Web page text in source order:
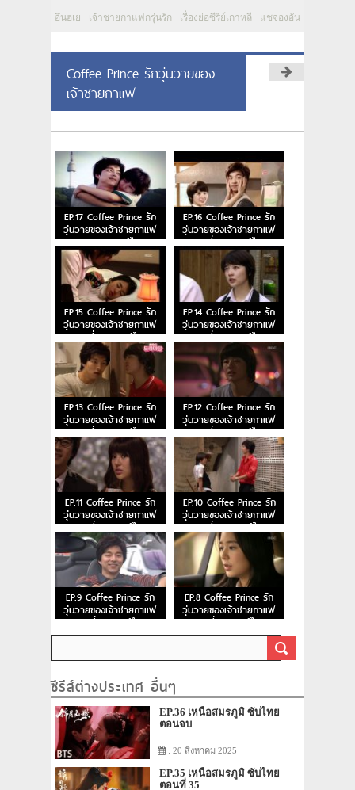
อึนฮเย เจ้าชายกาแฟกรุ่นรัก เรื่องย่อซีรี่ย์เกาหลี แชจองอัน
Coffee Prince รักวุ่นวายของ
เจ้าชายกาแฟ
EP.17 Coffee Prince รัก
วุ่นวายของเจ้าชายกาแฟ
ตอนจบ พากย์ไทย
EP.16 Coffee Prince รัก
วุ่นวายของเจ้าชายกาแฟ
ตอนที่ 16 พากย์ไทย
EP.15 Coffee Prince รัก
วุ่นวายของเจ้าชายกาแฟ
ตอนที่ 15 พากย์ไทย
EP.14 Coffee Prince รัก
วุ่นวายของเจ้าชายกาแฟ
ตอนที่ 14 พากย์ไทย
EP.13 Coffee Prince รัก
วุ่นวายของเจ้าชายกาแฟ
ตอนที่ 13 พากย์ไทย
EP.12 Coffee Prince รัก
วุ่นวายของเจ้าชายกาแฟ
ตอนที่ 12 พากย์ไทย
EP.11 Coffee Prince รัก
วุ่นวายของเจ้าชายกาแฟ
ตอนที่ 11 พากย์ไทย
EP.10 Coffee Prince รัก
วุ่นวายของเจ้าชายกาแฟ
ตอนที่ 10 พากย์ไทย
EP.9 Coffee Prince รัก
วุ่นวายของเจ้าชายกาแฟ
ตอนที่ 9 พากย์ไทย
EP.8 Coffee Prince รัก
วุ่นวายของเจ้าชายกาแฟ
ตอนที่ 8 พากย์ไทย
ซีรีส์ต่างประเทศ อื่นๆ
EP.36 เหนือสมรภูมิ ซับไทย
ตอนจบ
: 20 สิงหาคม 2025
EP.35 เหนือสมรภูมิ ซับไทย
ตอนที่ 35